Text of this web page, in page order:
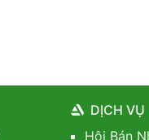
DỊCH VỤ
Hội Bán